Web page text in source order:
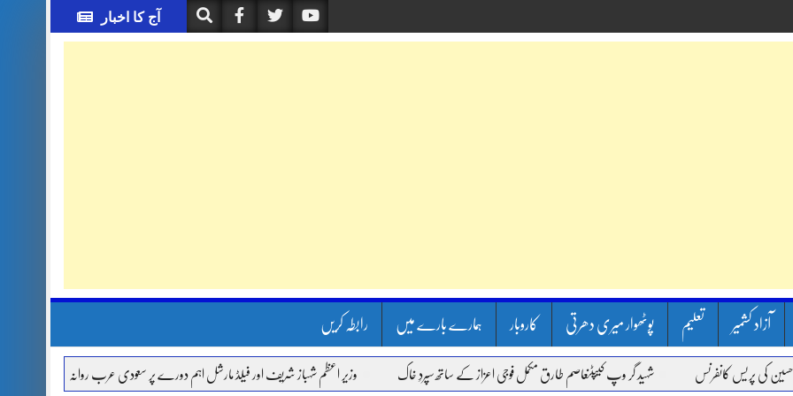
آج کا اخبار
آزاد کشمیر تعلیم پوٹھوار میری دھرتی کاروبار ہمارے بارے میں رابطہ کریں
پریس کانفرنس شہید گر وپ کیپٹنعاصم طارق مکمل فوجی اعزاز کے ساتھ سپردِ خاک وزیر اعظم شہباز شریف اور فیلڈ مارشل اہم دورے پر سعودی عرب روانہ